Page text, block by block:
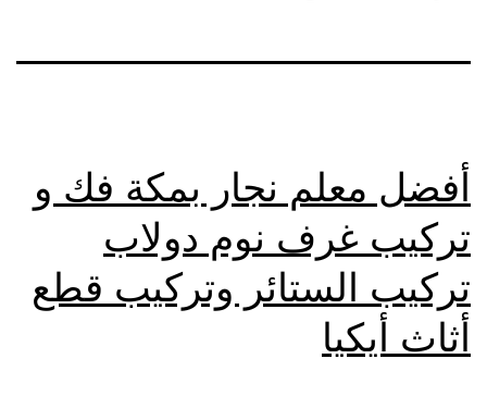
أفضل معلم نجار بمكة فك و
تركيب غرف نوم دولاب
تركيب الستائر وتركيب قطع
أثاث أيكيا